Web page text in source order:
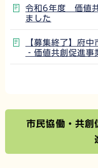
令和6年度 価値
ました
【募集終了】府
‐価値共創促進事
市民協働・共創